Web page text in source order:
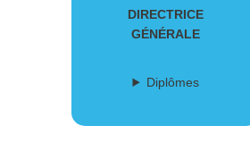
DIRECTRICE
GÉNÉRALE
Diplômes